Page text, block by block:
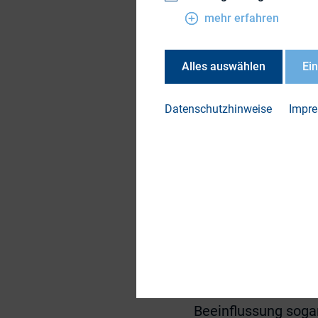
Die vorherigen
sondern von
Nichtigkeit der
Beeinflussung
mehr erfahren
Alles auswählen
Datenschutzhinweise